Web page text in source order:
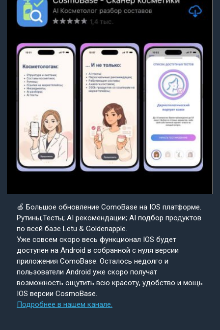
🍏 Большое обновление ComoBase на IOS платформе.
Рутины;Тесты; AI рекомендации; AI подбор продуктов
по всей базе Letu & Goldenapple.
Уже совсем скоро весь функционал IOS будет
доступен на Android в собранной с нуля версии
приложения ComoBase. Осталось недолго и
пользователи Android уже скоро получат
возможность ощутить всю красоту, удобство и мощь
IOS версии CosmoBase.
Подробнее в нашем канале.